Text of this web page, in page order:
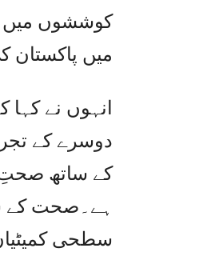
کوششوں میں
میں پاکستان
انہوں نے
دوسرے کے
کے ساتھ صحتِ
ہے۔صحت کے
سطحی